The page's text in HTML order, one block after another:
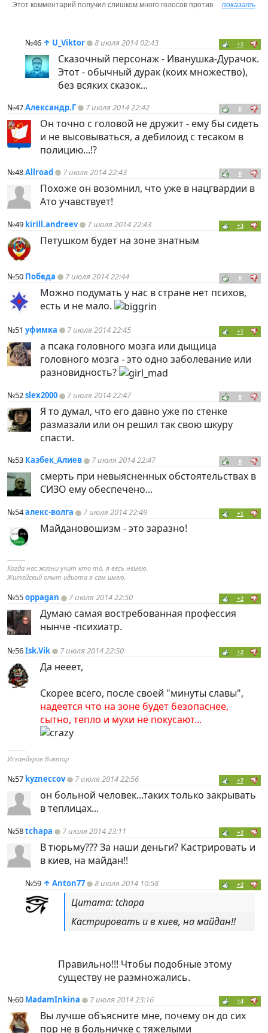
Этот комментарий получил слишком много голосов против. показать
№46 ↑ U_Viktor 8 июля 2014 02:43 +1
Сказочный персонаж - Иванушка-Дурачок.
Этот - обычный дурак (коих множество),
без всяких сказок...
№47Александр.Г 7 июля 2014 22:42 0
Он точно с головой не дружит - ему бы сидеть
и не высовываться, а дебилоид с тесаком в
полицию...!?
№48Allroad 7 июля 2014 22:43 0
Похоже он возомнил, что уже в нацгвардии в
Ато учавствует!
№49 kirill.andreev 7 июля 2014 22:43 +3
Петушком будет на зоне знатным
№50 Победа 7 июля 2014 22:44 0
Можно подумать у нас в стране нет психов,
есть и не мало.
№51 уфимка 7 июля 2014 22:45 +1
а псака головного мозга или дыщица
головного мозга - это одно заболевание или
разновидность?
№52slex2000 7 июля 2014 22:47 0
Я то думал, что его давно уже по стенке
размазали или он решил так свою шкуру
спасти.
№53 Казбек_Алиев 7 июля 2014 22:47 0
смерть при невыясненных обстоятельствах в
СИЗО ему обеспечено...
№54алекс-волга 7 июля 2014 22:49 +1
Майдановошизм - это заразно!
----------
Когда нас жизни учит кто то, я весь немею.
Житейский опыт идиота я сам имею.
№55oppagan 7 июля 2014 22:50 +2
Думаю самая востребованная профессия
нынче -психиатр.
№56Isk.Vik 7 июля 2014 22:50 +2
Да нееет,
Скорее всего, после своей "минуты славы",
надеется что на зоне будет безопаснее,
сытно, тепло и мухи не покусают...
----------
Искандеров Виктор
№57 kyzneccov 7 июля 2014 22:56 +2
он больной человек...таких только закрывать
в теплицах...
№58tchapa 7 июля 2014 23:11 +2
В тюрьму??? За наши деньги? Кастрировать и
в киев, на майдан!!
№59 ↑ Anton77 8 июля 2014 10:58 +2
Цитата: tchapa
Кастрировать и в киев, на майдан!!
Правильно!!! Чтобы подобные этому
существу не размножались.
№60 MadamInkina 7 июля 2014 23:16 +4
Вы лучше объясните мне, почему он до сих
пор не в больничке с тяжелыми